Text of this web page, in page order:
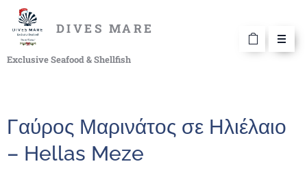
DIVES MARE
Exclusive Seafood & Shellfish
Γαύρος Μαρινάτος σε Ηλιέλαιο
– Hellas Meze